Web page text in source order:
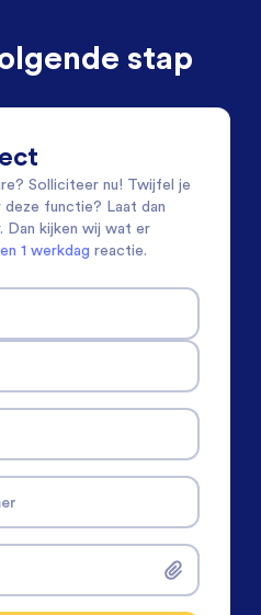
stap
Solliciteer nu! Twijfel je
functie? Laat dan
Dan kijken wij wat er
1 werkdag reactie.